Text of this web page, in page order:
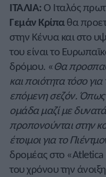
ΙΤΑΛΙΑ: Ο Ιταλός
Γεμάν Κρίπαθα
στην Κένυα και στο
του είναι το
δρόμου. «Θα
και ποιότητα τόσο
επόμενη σεζόν.
ομάδα μαζί με
προπονούνται στην
έτοιμοι για το
δρομέας στο «Atletica
του χρόνου την